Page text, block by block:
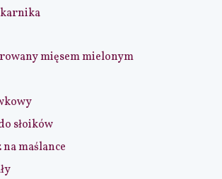
mięsem mielonym
słoików
na maślance